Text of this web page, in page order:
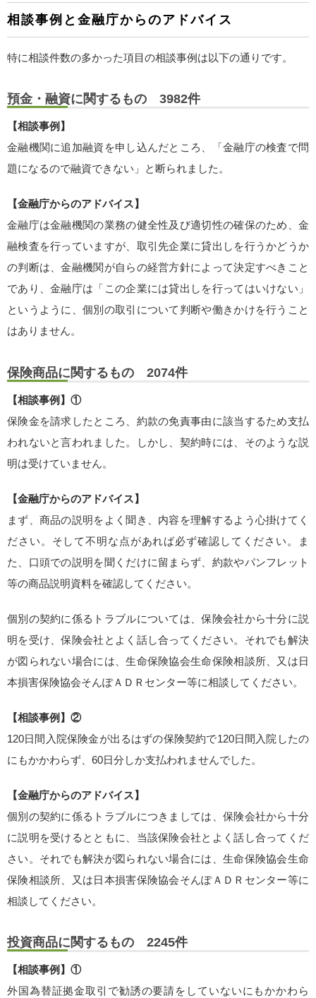
相談事例と金融庁からのアドバイス
特に相談件数の多かった項目の相談事例は以下の通りです。
預金・融資に関するもの 3982件
【相談事例】
金融機関に追加融資を申し込んだところ、「金融庁の検査で問
題になるので融資できない」と断られました。
【金融庁からのアドバイス】
金融庁は金融機関の業務の健全性及び適切性の確保のため、金
融検査を行っていますが、取引先企業に貸出しを行うかどうか
の判断は、金融機関が自らの経営方針によって決定すべきこと
であり、金融庁は「この企業には貸出しを行ってはいけない」
というように、個別の取引について判断や働きかけを行うこと
はありません。
保険商品に関するもの 2074件
【相談事例】①
保険金を請求したところ、約款の免責事由に該当するため支払
われないと言われました。しかし、契約時には、そのような説
明は受けていません。
【金融庁からのアドバイス】
まず、商品の説明をよく聞き、内容を理解するよう心掛けてく
ださい。そして不明な点があれば必ず確認してください。ま
た、口頭での説明を聞くだけに留まらず、約款やパンフレット
等の商品説明資料を確認してください。
個別の契約に係るトラブルについては、保険会社から十分に説
明を受け、保険会社とよく話し合ってください。それでも解決
が図られない場合には、生命保険協会生命保険相談所、又は日
本損害保険協会そんぽＡＤＲセンター等に相談してください。
【相談事例】②
120日間入院保険金が出るはずの保険契約で120日間入院したの
にもかかわらず、60日分しか支払われませんでした。
【金融庁からのアドバイス】
個別の契約に係るトラブルにつきましては、保険会社から十分
に説明を受けるとともに、当該保険会社とよく話し合ってくだ
さい。それでも解決が図られない場合には、生命保険協会生命
保険相談所、又は日本損害保険協会そんぽＡＤＲセンター等に
相談してください。
投資商品に関するもの 2245件
【相談事例】①
外国為替証拠金取引で勧誘の要請をしていないにもかかわら